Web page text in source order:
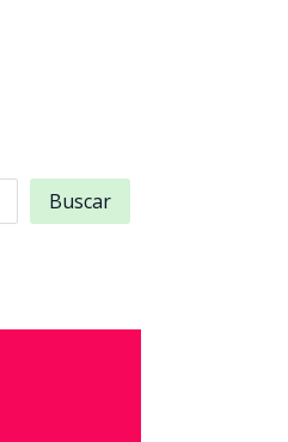
Buscar